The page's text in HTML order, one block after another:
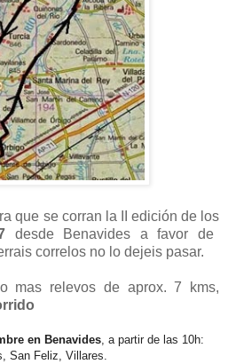
que se corran la II edición de los
desde Benavides a favor de
correlos no lo dejeis pasar.
mas relevos de aprox. 7 kms,
en Benavides, a partir de las 10h:
San Feliz, Villares.